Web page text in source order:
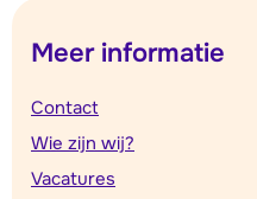
Meer informatie
Contact
Wie zijn wij?
Vacatures